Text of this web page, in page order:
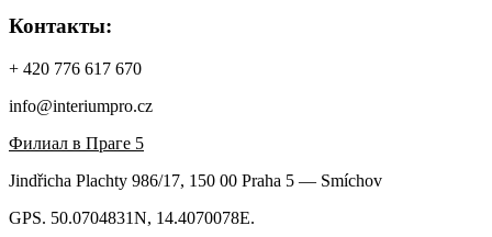
Контакты:
+ 420 776 617 670
info@interiumpro.cz
Филиал в Праге 5
Jindřicha Plachty 986/17, 150 00 Praha 5 — Smíchov
GPS. 50.0704831N, 14.4070078E.